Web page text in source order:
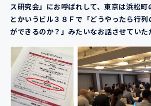
ス研究会」にお呼ばれして、東京は浜松町
とかいうビル３８Ｆで「どうやったら行
ができるのか？」みたいなお話させていた